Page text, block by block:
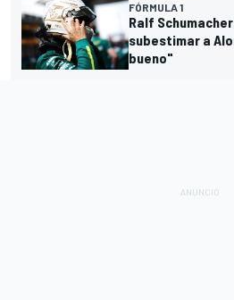
FÓRMULA 1
Ralf
subestimar a
bueno"